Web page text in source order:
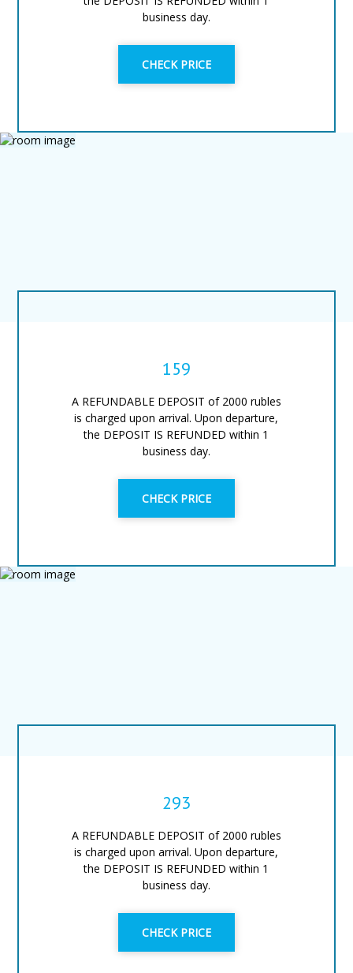
business day.
CHECK PRICE
159
A REFUNDABLE DEPOSIT of 2000 rubles
is charged upon arrival. Upon departure,
the DEPOSIT IS REFUNDED within 1
business day.
CHECK PRICE
293
A REFUNDABLE DEPOSIT of 2000 rubles
is charged upon arrival. Upon departure,
the DEPOSIT IS REFUNDED within 1
business day.
CHECK PRICE